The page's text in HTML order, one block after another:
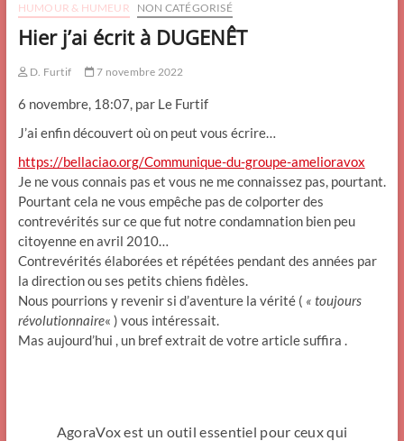
HUMOUR & HUMEUR NON CATÉGORISÉ
Hier j’ai écrit à DUGENÊT
D. Furtif 7 novembre 2022
6 novembre, 18:07, par Le Furtif
J’ai enfin découvert où on peut vous écrire…
https://bellaciao.org/Communique-du-groupe-amelioravox
Je ne vous connais pas et vous ne me connaissez pas, pourtant.
Pourtant cela ne vous empêche pas de colporter des
contrevérités sur ce que fut notre condamnation bien peu
citoyenne en avril 2010…
Contrevérités élaborées et répétées pendant des années par
la direction ou ses petits chiens fidèles.
Nous pourrions y revenir si d’aventure la vérité ( « toujours
révolutionnaire« ) vous intéressait.
Mas aujourd’hui , un bref extrait de votre article suffira .
AgoraVox est un outil essentiel pour ceux qui